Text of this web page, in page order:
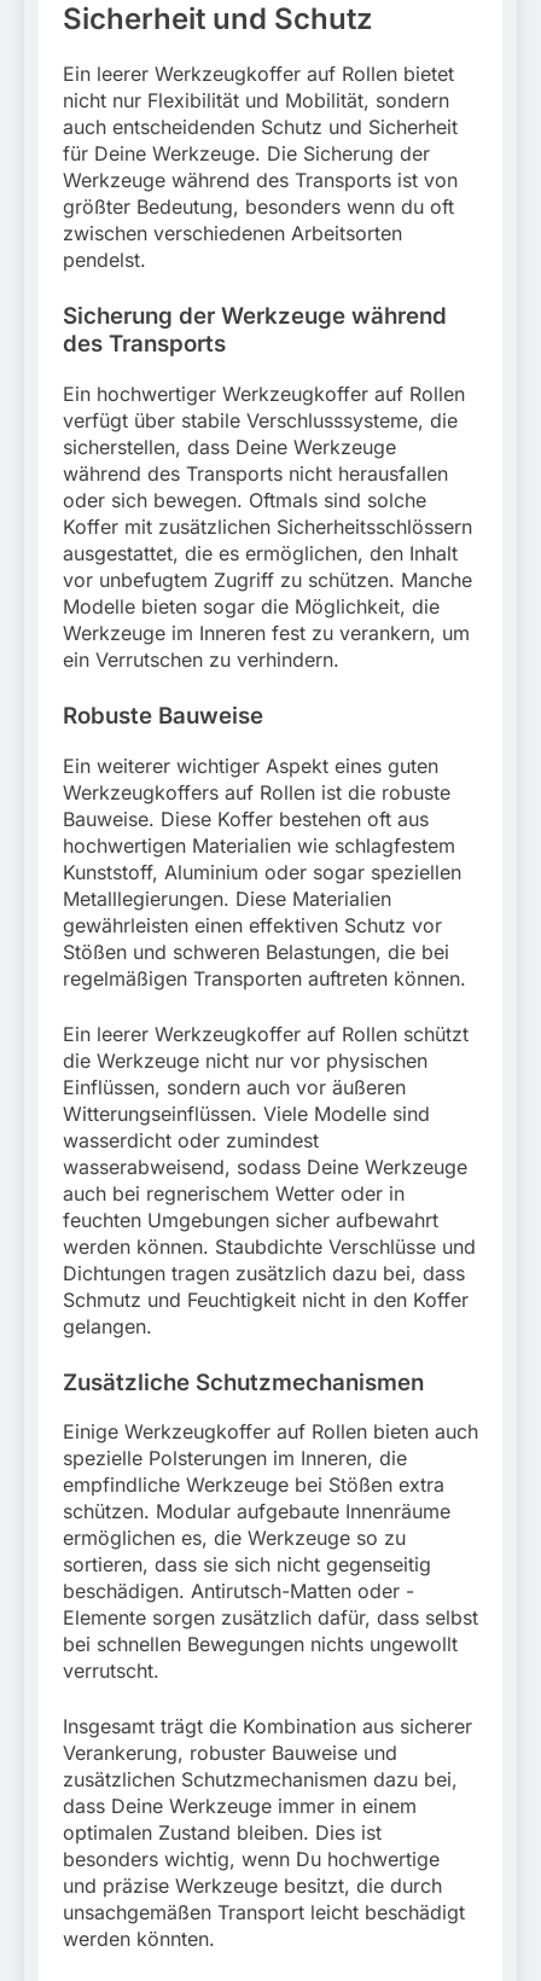
Sicherheit und Schutz
Ein leerer Werkzeugkoffer auf Rollen bietet
nicht nur Flexibilität und Mobilität, sondern
auch entscheidenden Schutz und Sicherheit
für Deine Werkzeuge. Die Sicherung der
Werkzeuge während des Transports ist von
größter Bedeutung, besonders wenn du oft
zwischen verschiedenen Arbeitsorten
pendelst.
Sicherung der Werkzeuge während
des Transports
Ein hochwertiger Werkzeugkoffer auf Rollen
verfügt über stabile Verschlusssysteme, die
sicherstellen, dass Deine Werkzeuge
während des Transports nicht herausfallen
oder sich bewegen. Oftmals sind solche
Koffer mit zusätzlichen Sicherheitsschlössern
ausgestattet, die es ermöglichen, den Inhalt
vor unbefugtem Zugriff zu schützen. Manche
Modelle bieten sogar die Möglichkeit, die
Werkzeuge im Inneren fest zu verankern, um
ein Verrutschen zu verhindern.
Robuste Bauweise
Ein weiterer wichtiger Aspekt eines guten
Werkzeugkoffers auf Rollen ist die robuste
Bauweise. Diese Koffer bestehen oft aus
hochwertigen Materialien wie schlagfestem
Kunststoff, Aluminium oder sogar speziellen
Metalllegierungen. Diese Materialien
gewährleisten einen effektiven Schutz vor
Stößen und schweren Belastungen, die bei
regelmäßigen Transporten auftreten können.
Ein leerer Werkzeugkoffer auf Rollen schützt
die Werkzeuge nicht nur vor physischen
Einflüssen, sondern auch vor äußeren
Witterungseinflüssen. Viele Modelle sind
wasserdicht oder zumindest
wasserabweisend, sodass Deine Werkzeuge
auch bei regnerischem Wetter oder in
feuchten Umgebungen sicher aufbewahrt
werden können. Staubdichte Verschlüsse und
Dichtungen tragen zusätzlich dazu bei, dass
Schmutz und Feuchtigkeit nicht in den Koffer
gelangen.
Zusätzliche Schutzmechanismen
Einige Werkzeugkoffer auf Rollen bieten auch
spezielle Polsterungen im Inneren, die
empfindliche Werkzeuge bei Stößen extra
schützen. Modular aufgebaute Innenräume
ermöglichen es, die Werkzeuge so zu
sortieren, dass sie sich nicht gegenseitig
beschädigen. Antirutsch-Matten oder -
Elemente sorgen zusätzlich dafür, dass selbst
bei schnellen Bewegungen nichts ungewollt
verrutscht.
Insgesamt trägt die Kombination aus sicherer
Verankerung, robuster Bauweise und
zusätzlichen Schutzmechanismen dazu bei,
dass Deine Werkzeuge immer in einem
optimalen Zustand bleiben. Dies ist
besonders wichtig, wenn Du hochwertige
und präzise Werkzeuge besitzt, die durch
unsachgemäßen Transport leicht beschädigt
werden könnten.